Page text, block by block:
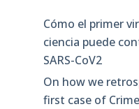
Cómo el primer
ciencia puede
SARS-CoV2
On how we
first case of